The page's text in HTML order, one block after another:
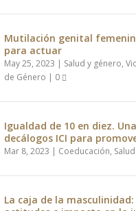
Mutilación genital
para actuar
May 25, 2023 | Salud y género,
de Género | 0
Igualdad de 10 en diez.
decálogos ICI para
Mar 8, 2023 | Coeducación,
La caja de la